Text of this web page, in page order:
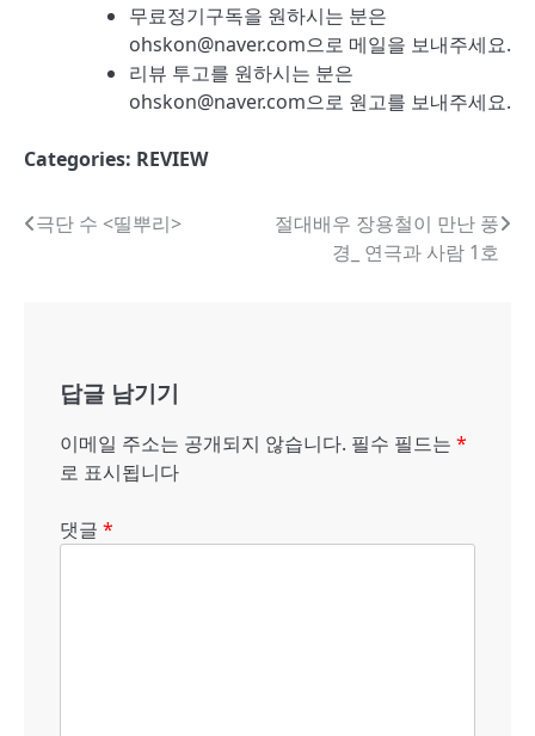
무료정기구독을 원하시는 분은
ohskon@naver.com으로 메일을 보내주세요.
리뷰 투고를 원하시는 분은
ohskon@naver.com으로 원고를 보내주세요.
Categories: REVIEW
글극단 수 <띨뿌리>
절대배우 장용철이 만난 풍
경_ 연극과 사람 1호
답글 남기기
이메일 주소는 공개되지 않습니다. 필수 필드는 *
로 표시됩니다
댓글 *